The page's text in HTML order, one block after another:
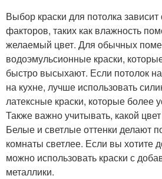
Выбор краски для потолка зависит
факторов, таких как влажность
желаемый цвет. Для обычных
водоэмульсионные краски,
быстро высыхают. Если потолок
на кухне, лучше использовать
латексные краски, которые более
Также важно учитывать, какой
Белые и светлые оттенки делают
комнаты светлее. Если вы хотите
можно использовать краски с
металлики.